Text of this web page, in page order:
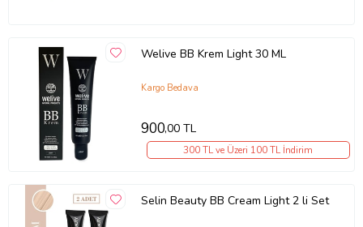
Welive BB Krem Light 30 ML
Kargo Bedava
900,00 TL
300 TL ve Üzeri 100 TL İndirim
Selin Beauty BB Cream Light 2 li Set